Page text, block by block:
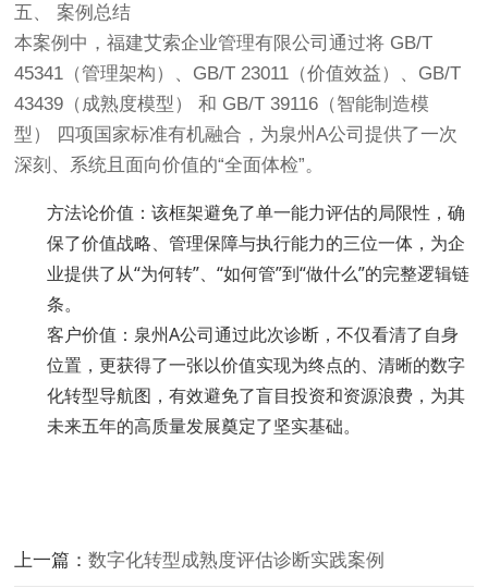
五、 案例总结
本案例中，福建艾索企业管理有限公司通过将 GB/T
45341（管理架构）、GB/T 23011（价值效益）、GB/T
43439（成熟度模型） 和 GB/T 39116（智能制造模
型） 四项国家标准有机融合，为泉州A公司提供了一次
深刻、系统且面向价值的“全面体检”。
方法论价值：该框架避免了单一能力评估的局限性，确
保了价值战略、管理保障与执行能力的三位一体，为企
业提供了从“为何转”、“如何管”到“做什么”的完整逻辑链
条。
客户价值：泉州A公司通过此次诊断，不仅看清了自身
位置，更获得了一张以价值实现为终点的、清晰的数字
化转型导航图，有效避免了盲目投资和资源浪费，为其
未来五年的高质量发展奠定了坚实基础。
上一篇：数字化转型成熟度评估诊断实践案例